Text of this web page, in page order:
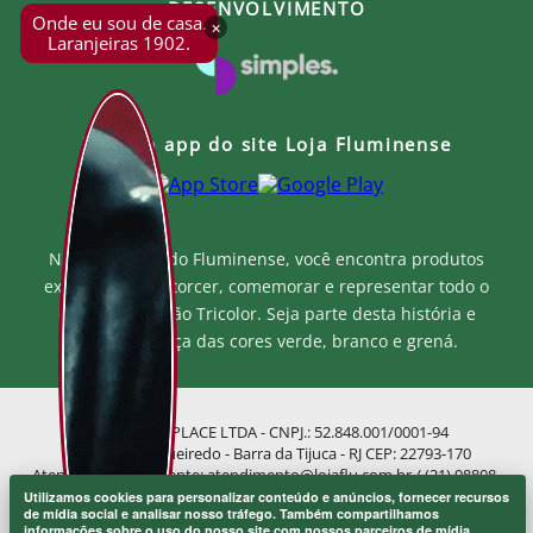
×
Onde eu sou de casa.
Laranjeiras 1902.
Utilizamos cookies para personalizar conteúdo e anúncios, fornecer recursos
de mídia social e analisar nosso tráfego. Também compartilhamos
Na Loja Oficial do Fluminense, você encontra produtos
exclusivos para torcer, comemorar e representar todo o
orgulho e paixão Tricolor. Seja parte desta história e
mostre a força das cores verde, branco e grená.
DESENVOLVIMENTO
Baixe o app do site Loja Fluminense
MF MARKETPLACE LTDA - CNPJ.: 52.848.001/0001-94
Rua Jose de Figueiredo - Barra da Tijuca - RJ CEP: 22793-170
Atendimento ao Cliente: atendimento@lojaflu.com.br / (21) 98808-
9954
Atendimento de 8:00h as 12:00h e 14:00h as 17:00h de segunda a